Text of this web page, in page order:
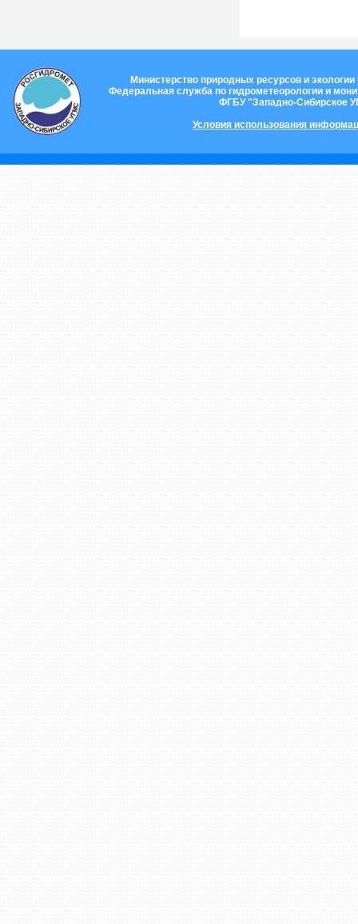
Министерство природных ресурсов и
Федеральная служба по гидрометеорологии и
ФГБУ "Западно-Сибирское
Условия использования